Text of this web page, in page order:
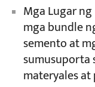
Mga Lugar
mga bundle
semento at
sumusuporta
materyales